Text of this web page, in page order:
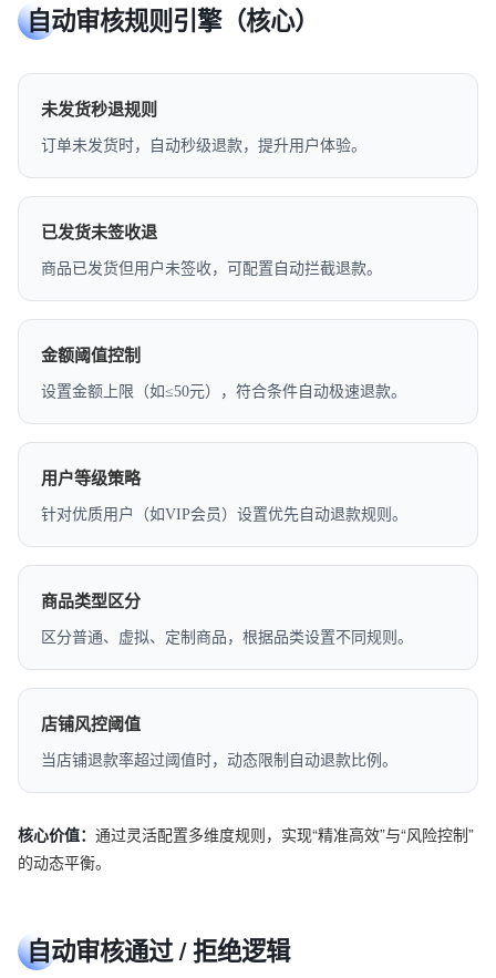
自动审核规则引擎（核心）
未发货秒退规则
订单未发货时，自动秒级退款，提升用户体验。
已发货未签收退
商品已发货但用户未签收，可配置自动拦截退款。
金额阈值控制
设置金额上限（如≤50元），符合条件自动极速退款。
用户等级策略
针对优质用户（如VIP会员）设置优先自动退款规则。
商品类型区分
区分普通、虚拟、定制商品，根据品类设置不同规则。
店铺风控阈值
当店铺退款率超过阈值时，动态限制自动退款比例。
核心价值： 通过灵活配置多维度规则，实现“精准高效”与“风险控制”
的动态平衡。
自动审核通过 / 拒绝逻辑